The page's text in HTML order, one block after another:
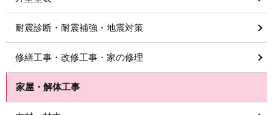
耐震診断・耐震補強・地震対策
修繕工事・改修工事・家の修理
家屋・解体工事